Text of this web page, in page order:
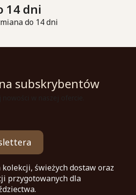
14 dni
do 14 dni
subskrybentów
świeżych dostaw oraz
przygotowanych dla